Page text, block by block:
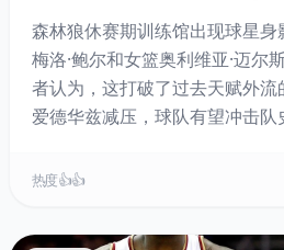
森林狼休赛期训练馆出现球星
梅洛·鲍尔和女篮奥利维亚·迈尔
者认为，这打破了过去天赋外
爱德华兹减压，球队有望冲击队
号。
热度 👍👍